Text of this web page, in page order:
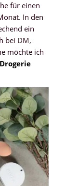
für einen
In den
ein
bei DM,
möchte ich